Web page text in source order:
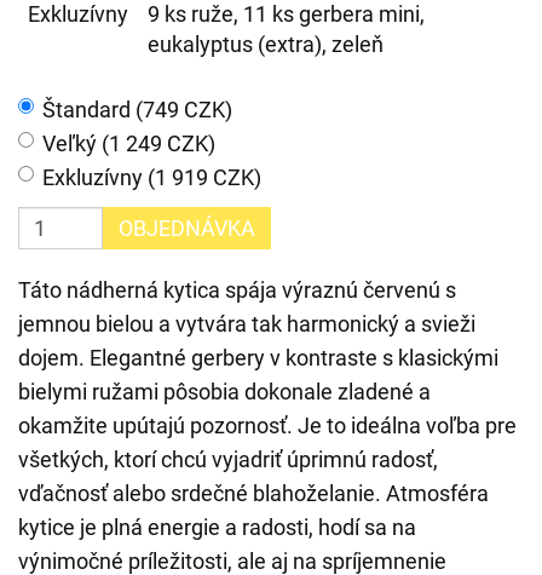
Exkluzívny
9 ks ruže, 11 ks gerbera mini,
eukalyptus (extra), zeleň
Štandard (749 CZK)
Veľký (1 249 CZK)
Exkluzívny (1 919 CZK)
OBJEDNÁVKA
Táto nádherná kytica spája výraznú červenú s
jemnou bielou a vytvára tak harmonický a svieži
dojem. Elegantné gerbery v kontraste s klasickými
bielymi ružami pôsobia dokonale zladené a
okamžite upútajú pozornosť. Je to ideálna voľba pre
všetkých, ktorí chcú vyjadriť úprimnú radosť,
vďačnosť alebo srdečné blahoželanie. Atmosféra
kytice je plná energie a radosti, hodí sa na
výnimočné príležitosti, ale aj na spríjemnenie